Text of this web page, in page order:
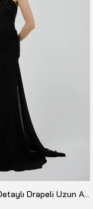
Taş İşlemeli Korsaj Detaylı Drapeli Uzun Abiye Elbise 26Y-10462